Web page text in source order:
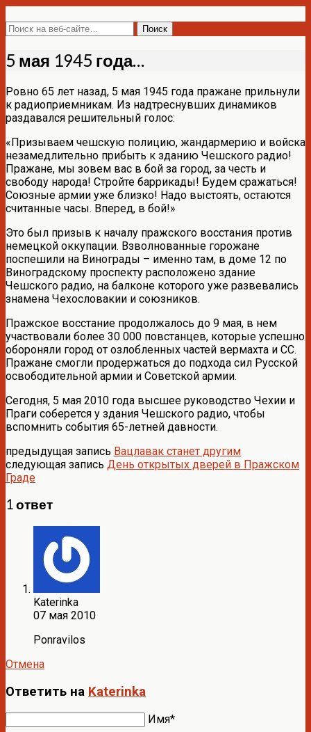
5 мая 1945 года…
Ровно 65 лет назад, 5 мая 1945 года пражане прильнули
к радиоприемникам. Из надтреснувших динамиков
раздавался решительный голос:
«Призываем чешскую полицию, жандармерию и войска
незамедлительно прибыть к зданию Чешского радио!
Пражане, мы зовем вас в бой за город, за честь и
свободу народа! Стройте баррикады! Будем сражаться!
Союзные армии уже близко! Надо выстоять, остаются
считанные часы. Вперед, в бой!»
Это был призыв к началу пражского восстания против
немецкой оккупации. Взволнованные горожане
поспешили на Винограды – именно там, в доме 12 по
Виноградскому проспекту расположено здание
Чешского радио, на балконе которого уже развевались
знамена Чехословакии и союзников.
Пражское восстание продолжалось до 9 мая, в нем
участвовали более 30 000 повстанцев, которые успешно
обороняли город от озлобленных частей вермахта и СС.
Пражане смогли продержаться до подхода сил Русской
освободительной армии и Советской армии.
Сегодня, 5 мая 2010 года высшее руководство Чехии и
Праги соберется у здания Чешского радио, чтобы
вспомнить события 65-летней давности.
предыдущая запись Вацлавак станет другим
следующая запись День открытых дверей в Пражском
Граде
1 ответ
Katerinka
07 мая 2010
Ponravilos
Отмена
Ответить на Katerinka
Имя*